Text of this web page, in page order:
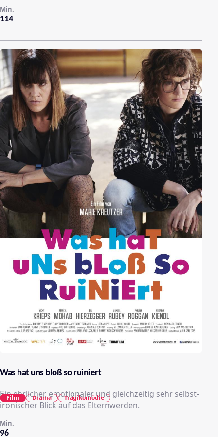
114
Min.
Was hat uns bloß so ruiniert
Ein ehrlicher, emotionaler und gleichzeitig sehr selbst-
ironischer Blick auf das Elternwerden.
96
Min.
Film Drama Tragikomödie